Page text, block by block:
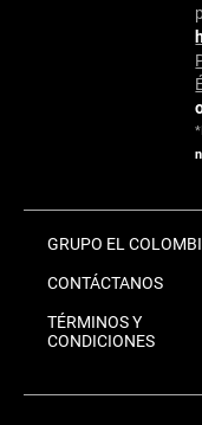
GRUPO EL
CONTÁCTANOS
TÉRMINOS Y
CONDICIONES